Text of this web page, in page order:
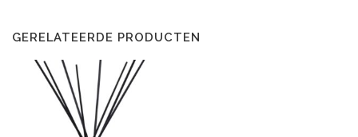
GERELATEERDE PRODUCTEN